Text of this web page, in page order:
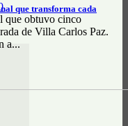
que transforma cada
que obtuvo cinco
de Villa Carlos Paz.
a...